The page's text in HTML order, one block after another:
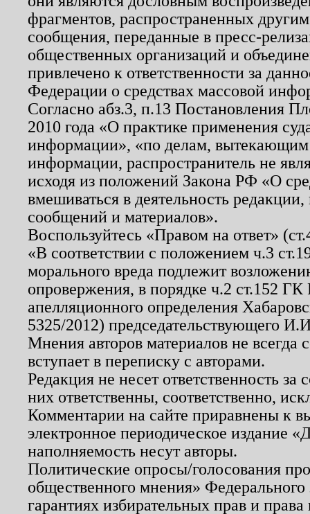
фрагментов, распространенных
сообщения, переданные в пресс-
общественных организаций и
привлечено к ответственности за
Федерации о средствах массовой
Согласно абз.3, п.13 Постановления
2010 года «О практике применения
информации», «по делам, вытекающим
информации, распространитель не
исходя из положений Закона РФ «О
вмешиваться в деятельность
сообщений и материалов».
Воспользуйтесь «Правом на ответ»
«В соответствии с положением ч.3
морального вреда подлежит
опровержения, в порядке ч.2 ст.152
апелляционного определения
5325/2012) председательствующего
Мнения авторов материалов не
вступает в переписку с авторами.
Редакция не несет ответственность
них ответственны, соответственно,
Комментарии на сайте приравнены к
электронное периодическое издание
наполняемость несут авторы.
Политические опросы/голосования
общественного мнения»
гарантиях избирательных прав и